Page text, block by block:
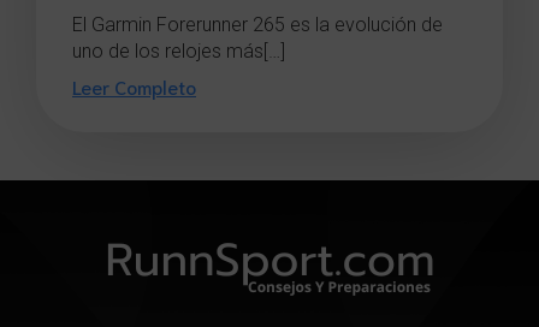
El Garmin Forerunner 265 es la evolución de
uno de los relojes más[…]
Leer Completo